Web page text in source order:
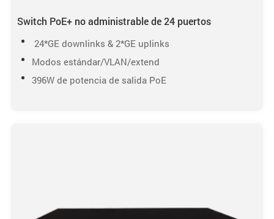
Switch PoE+ no administrable de 24 puertos
24*GE downlinks & 2*GE uplinks
Modos estándar/VLAN/extend
396W de potencia de salida PoE